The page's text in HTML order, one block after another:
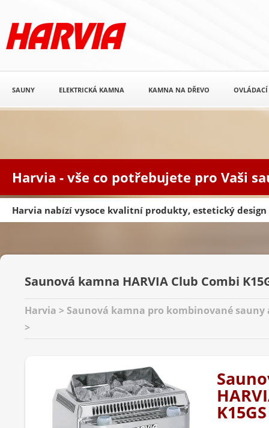
Harvia - vše co potřebujete pro Vaši
Harvia nabízí vysoce kvalitní produkty, estetický design
SAUNY ELEKTRICKÁ KAMNA KAMNA NA DŘEVO OVLÁDACÍ
Saunová kamna HARVIA Club Combi
Harvia > Saunová kamna pro kombinované
>
K15GS